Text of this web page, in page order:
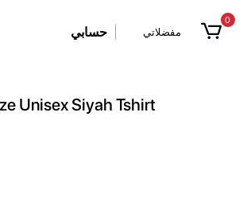
حسابي مفضلاتي
0
Unisex Siyah Tshirt